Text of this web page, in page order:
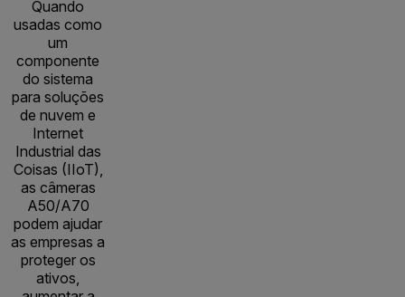
Quando
usadas como
um
componente
do sistema
para soluções
de nuvem e
Internet
Industrial das
Coisas (IIoT),
as câmeras
A50/A70
podem ajudar
as empresas a
proteger os
ativos,